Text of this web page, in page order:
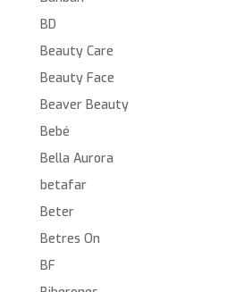
BD
Beauty Care
Beauty Face
Beaver Beauty
Bebé
Bella Aurora
betafar
Beter
Betres On
BF